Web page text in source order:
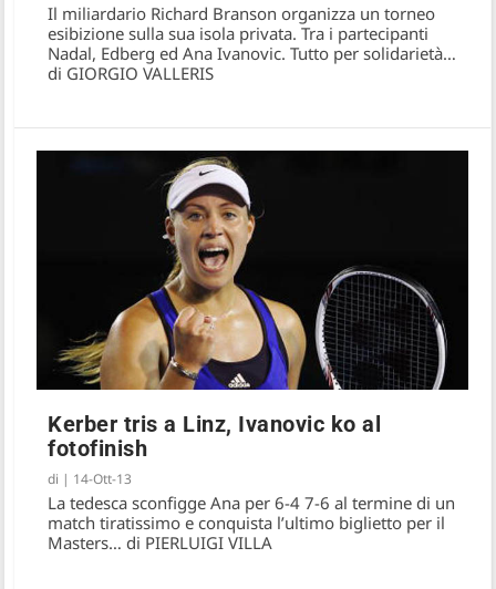
Il miliardario Richard Branson organizza un torneo
esibizione sulla sua isola privata. Tra i partecipanti
Nadal, Edberg ed Ana Ivanovic. Tutto per solidarietà…
di GIORGIO VALLERIS
Kerber tris a Linz, Ivanovic ko al
fotofinish
di | 14-Ott-13
La tedesca sconfigge Ana per 6-4 7-6 al termine di un
match tiratissimo e conquista l’ultimo biglietto per il
Masters… di PIERLUIGI VILLA